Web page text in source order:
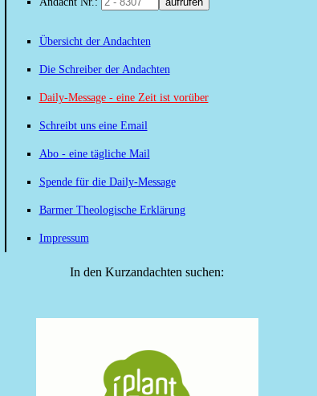
Übersicht der Andachten
Die Schreiber der Andachten
Daily-Message - eine Zeit ist vorüber
Schreibt uns eine Email
Abo - eine tägliche Mail
Spende für die Daily-Message
Barmer Theologische Erklärung
Impressum
In den Kurzandachten suchen: